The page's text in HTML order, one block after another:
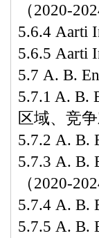
（2020-
5.6.4 Aarti
5.6.5 Aarti
5.7 A. B.
5.7.1 A. B.
区域、竞
5.7.2 A. B.
5.7.3 A. B.
（2020-
5.7.4 A. B.
5.7.5 A. B.